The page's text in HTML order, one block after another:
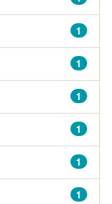
1
1
1
1
1
1